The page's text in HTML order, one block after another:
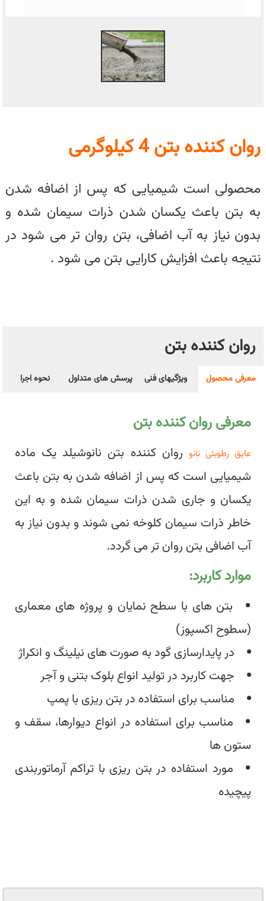
روان کننده بتن 4 کیلوگرمی
محصولی است شیمیایی که پس از اضافه شدن
به بتن باعث یکسان شدن ذرات سیمان شده و
بدون نیاز به آب اضافی، بتن روان تر می شود در
نتیجه باعث افزایش کارایی بتن می شود .
روان کننده بتن
معرفی محصول ویژگیهای فنی پرسش های متداول نحوه اجرا
معرفی روان کننده بتن
عایق رطوبتی نانو روان کننده بتن نانوشیلد یک ماده
شیمیایی است که پس از اضافه شدن به بتن باعث
یکسان و جاری شدن ذرات سیمان شده و به این
خاطر ذرات سیمان کلوخه نمی شوند و بدون نیاز به
آب اضافی بتن روان تر می گردد.
موارد کاربرد:
بتن های با سطح نمایان و پروژه های معماری
(سطوح اکسپوز)
در پایدارسازی گود به صورت های نیلینگ و انکراژ
جهت کاربرد در تولید انواع بلوک بتنی و آجر
مناسب برای استفاده در بتن ریزی با پمپ
مناسب برای استفاده در انواع دیوارها، سقف و
ستون ها
مورد استفاده در بتن ریزی با تراکم آرماتوربندی
پیچیده